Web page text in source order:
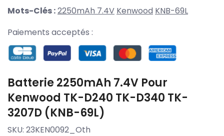
Mots-Clés :2250mAh 7.4V Kenwood KNB-69L
Paiements acceptés :
Batterie 2250mAh 7.4V Pour
Kenwood TK-D240 TK-D340 TK-
3207D (KNB-69L)
SKU: 23KEN0092_Oth